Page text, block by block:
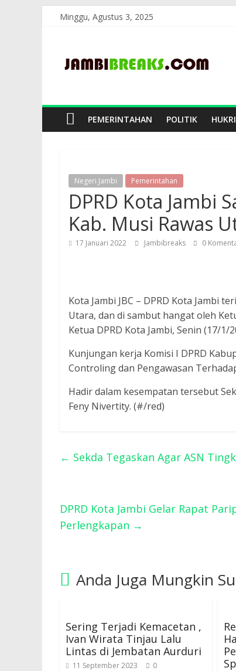
Minggu, Agustus 3, 2025
JambiBreaks
PEMERINTAHAN POLITIK
Negeri Jambi Pemerintahan
DPRD Kota Jambi
Kab. Musi Rawas
17 Januari 2022 Jambibreaks 0
Kota Jambi JBC – DPRD Kota Jambi
Utara, dan di sambut hangat oleh
Ketua DPRD Kota Jambi, Senin (17/1/
Kunjungan kerja Komisi I DPRD
Controling dan Pengawasan
Hadir dalam kesempatan tersebut
Feny Nivertity. (#/red)
← Sekda Tegaskan Agar ASN
DPRD Kota Jambi Gelar Rapat
Perlengkapan →
Anda Juga Mungkin
Sering Terjadi Kemacetan ,
Ivan Wirata Tinjau Lalu
Lintas di Jembatan Aurduri
11 September 2023 0